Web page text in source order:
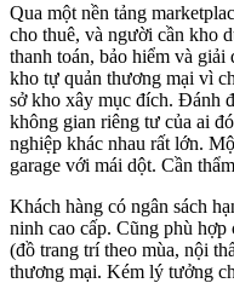
Qua một nền tảng
cho thuê, và người cần kho
thanh toán, bảo hiểm và
kho tự quản thương mại vì
sở kho xây mục đích. Đánh
không gian riêng tư của ai
nghiệp khác nhau rất lớn.
garage với mái dột. Cần
Khách hàng có ngân sách
ninh cao cấp. Cũng phù
(đồ trang trí theo mùa, nội
thương mại. Kém lý tưởng